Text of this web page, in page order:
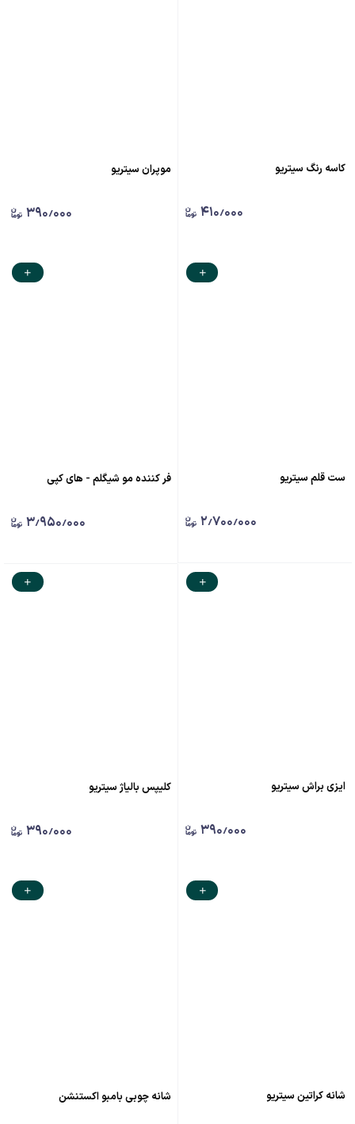
کاسه رنگ سیتریو
۴۱۰٫۰۰۰
موپران سیتریو
۳۹۰٫۰۰۰
ست قلم سیتریو
۲٫۷۰۰٫۰۰۰
فر کننده مو شیگلم - های کپی
۳٫۹۵۰٫۰۰۰
ایزی براش سیتریو
۳۹۰٫۰۰۰
کلیپس بالیاژ سیتریو
۳۹۰٫۰۰۰
شانه کراتین سیتریو شانه چوبی بامبو اکستنشن